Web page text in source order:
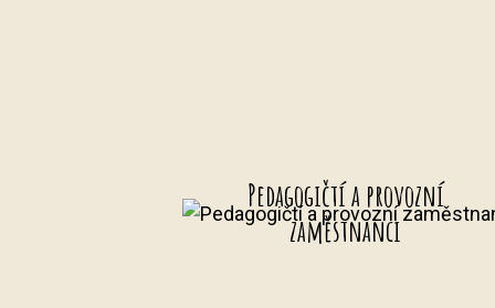
Pedagogičtí a provozní
zaměstnanci